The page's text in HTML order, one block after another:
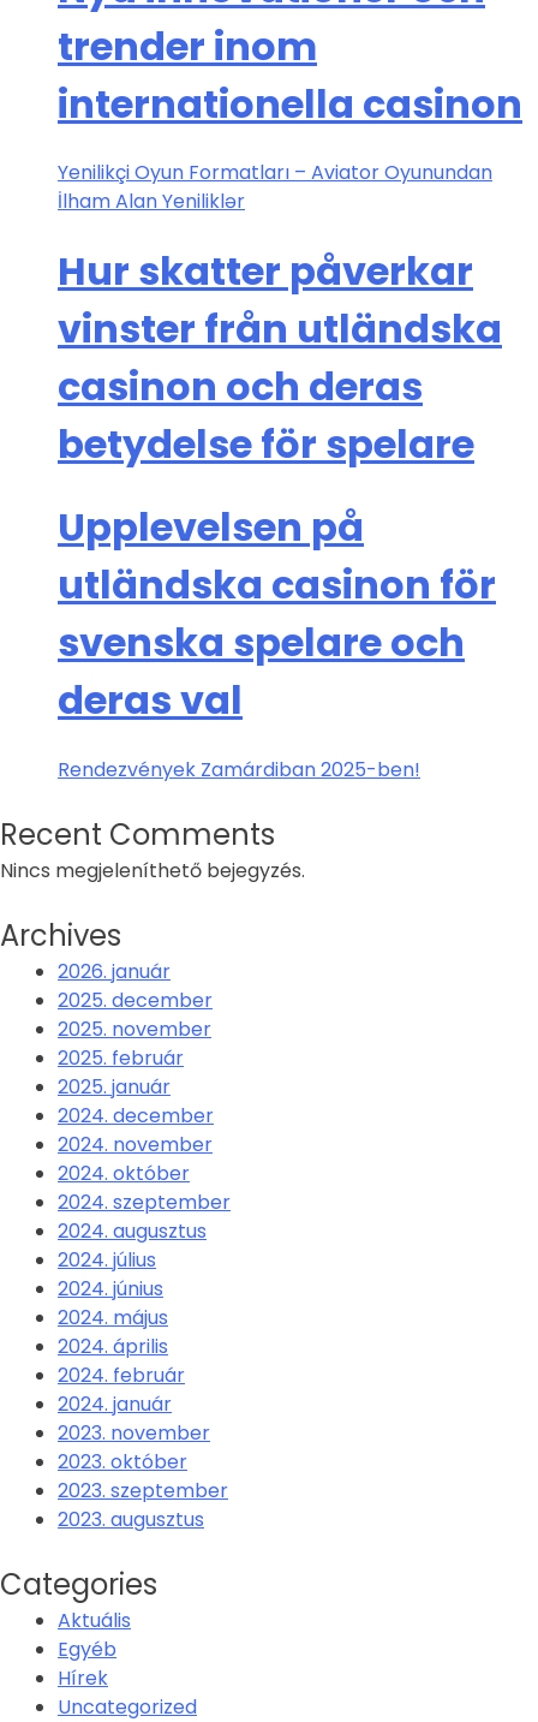
trender inom
internationella casinon
Yenilikçi Oyun Formatları – Aviator Oyunundan
İlham Alan Yeniliklər
Hur skatter påverkar
vinster från utländska
casinon och deras
betydelse för spelare
Upplevelsen på
utländska casinon för
svenska spelare och
deras val
Rendezvények Zamárdiban 2025-ben!
Recent Comments
Nincs megjeleníthető bejegyzés.
Archives
2026. január
2025. december
2025. november
2025. február
2025. január
2024. december
2024. november
2024. október
2024. szeptember
2024. augusztus
2024. július
2024. június
2024. május
2024. április
2024. február
2024. január
2023. november
2023. október
2023. szeptember
2023. augusztus
Categories
Aktuális
Egyéb
Hírek
Uncategorized